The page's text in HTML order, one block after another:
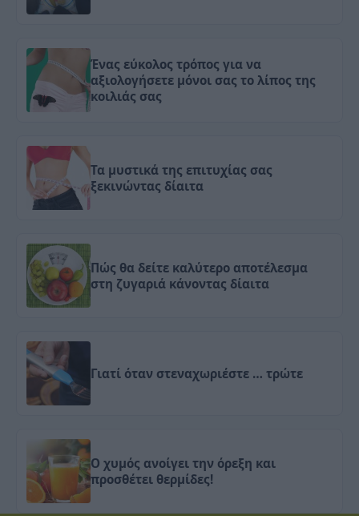
Ένας εύκολος τρόπος για να
αξιολογήσετε μόνοι σας το λίπος της
κοιλιάς σας
Τα μυστικά της επιτυχίας σας
ξεκινώντας δίαιτα
Πώς θα δείτε καλύτερο αποτέλεσμα
στη ζυγαριά κάνοντας δίαιτα
Γιατί όταν στεναχωριέστε … τρώτε
Ο χυμός ανοίγει την όρεξη και
προσθέτει θερμίδες!